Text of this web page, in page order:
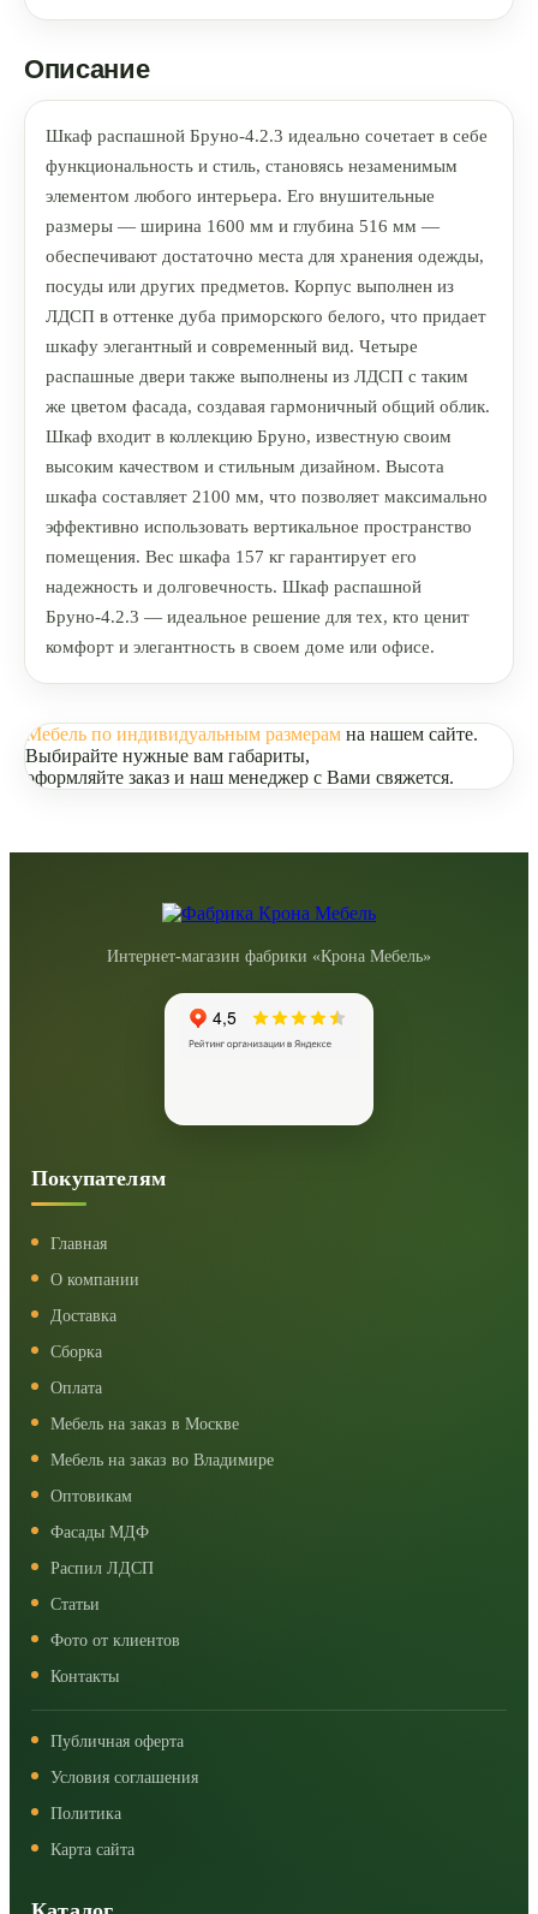
Описание
Шкаф распашной Бруно-4.2.3 идеально сочетает в себе
функциональность и стиль, становясь незаменимым
элементом любого интерьера. Его внушительные
размеры — ширина 1600 мм и глубина 516 мм —
обеспечивают достаточно места для хранения одежды,
посуды или других предметов. Корпус выполнен из
ЛДСП в оттенке дуба приморского белого, что придает
шкафу элегантный и современный вид. Четыре
распашные двери также выполнены из ЛДСП с таким
же цветом фасада, создавая гармоничный общий облик.
Шкаф входит в коллекцию Бруно, известную своим
высоким качеством и стильным дизайном. Высота
шкафа составляет 2100 мм, что позволяет максимально
эффективно использовать вертикальное пространство
помещения. Вес шкафа 157 кг гарантирует его
надежность и долговечность. Шкаф распашной
Бруно-4.2.3 — идеальное решение для тех, кто ценит
комфорт и элегантность в своем доме или офисе.
Мебель по индивидуальным размерам на нашем сайте.
Выбирайте нужные вам габариты,
оформляйте заказ и наш менеджер с Вами свяжется.
Интернет-магазин фабрики «Крона Мебель»
Покупателям
Главная
О компании
Доставка
Сборка
Оплата
Мебель на заказ в Москве
Мебель на заказ во Владимире
Оптовикам
Фасады МДФ
Распил ЛДСП
Статьи
Фото от клиентов
Контакты
Публичная оферта
Условия соглашения
Политика
Карта сайта